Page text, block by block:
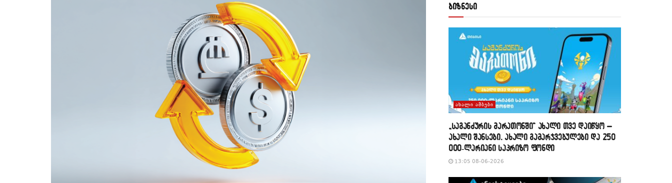
ბიზნესი
ᲐᲮᲐᲚᲘ ᲐᲛᲑᲔᲑᲘ
„საგანძურის მარათონში“ ახალი თვე დაიწყო –
ახალი შანსები, ახალი გამარჯვებულები და 250
000-ლარიანი საპრიზო ფონდი
13:05 08-06-2026